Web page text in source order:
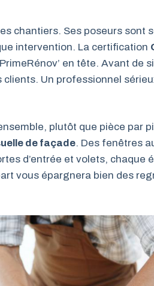
chantiers. Ses poseurs sont
intervention. La certification
en tête. Avant de
Un professionnel
plutôt que pièce par
de façade. Des fenêtres
d’entrée et volets, chaque
vous épargnera bien des